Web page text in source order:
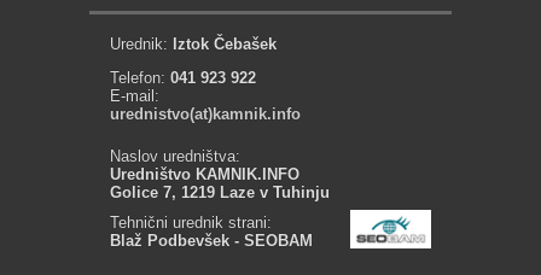
Urednik: Iztok Čebašek
Telefon: 041 923 922
E-mail:
urednistvo(at)kamnik.info
Naslov uredništva:
Uredništvo KAMNIK.INFO
Golice 7, 1219 Laze v Tuhinju
Tehnični urednik strani:
Blaž Podbevšek - SEOBAM